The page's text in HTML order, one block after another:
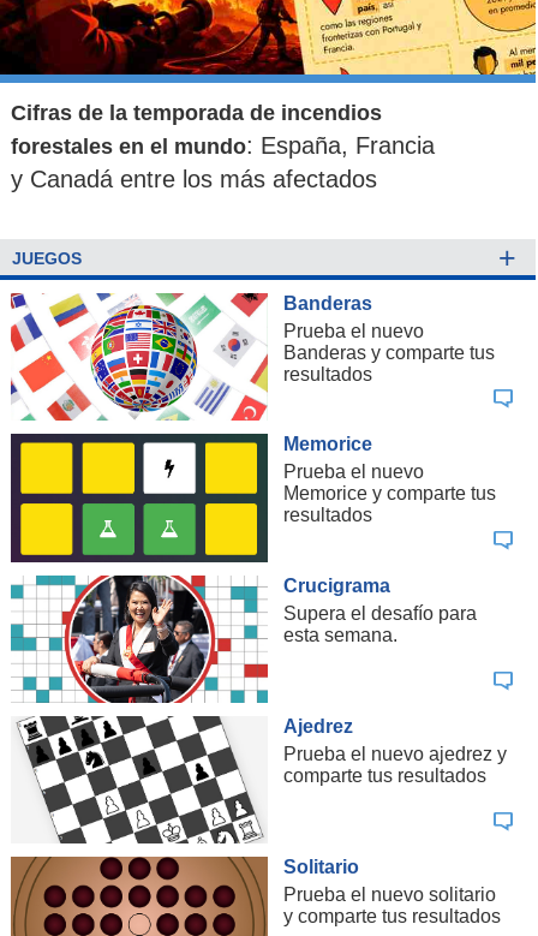
Cifras de la temporada de incendios
forestales en el mundo: España, Francia
y Canadá entre los más afectados
JUEGOS +
Banderas
Prueba el nuevo
Banderas y comparte tus
resultados
Memorice
Prueba el nuevo
Memorice y comparte tus
resultados
Crucigrama
Supera el desafío para
esta semana.
Ajedrez
Prueba el nuevo ajedrez y
comparte tus resultados
Solitario
Prueba el nuevo solitario
y comparte tus resultados